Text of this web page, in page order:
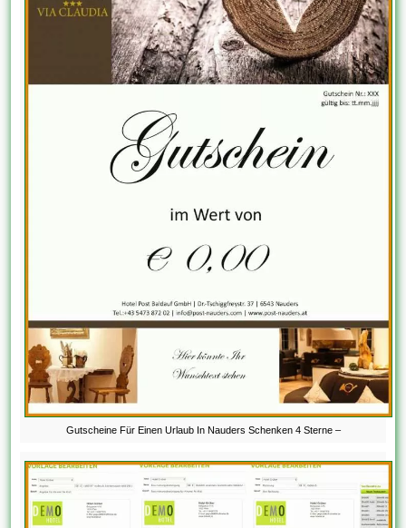
Gutscheine Für Einen Urlaub In Nauders Schenken 4 Sterne –